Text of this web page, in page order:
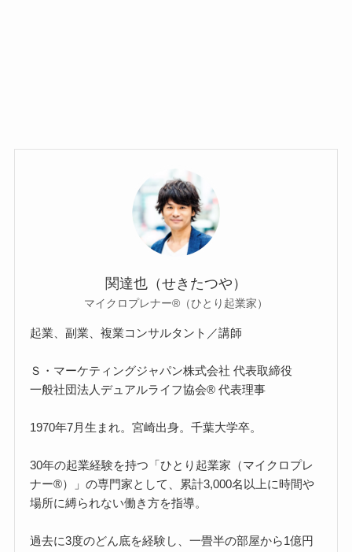
関達也（せきたつや）
マイクロプレナー®（ひとり起業家）
起業、副業、複業コンサルタント／講師
Ｓ・マーケティングジャパン株式会社 代表取締役
一般社団法人デュアルライフ協会® 代表理事
1970年7月生まれ。宮崎出身。千葉大学卒。
30年の起業経験を持つ「ひとり起業家（マイクロプレ
ナー®）」の専門家として、累計3,000名以上に時間や
場所に縛られない働き方を指導。
過去に3度のどん底を経験し、一畳半の部屋から1億円